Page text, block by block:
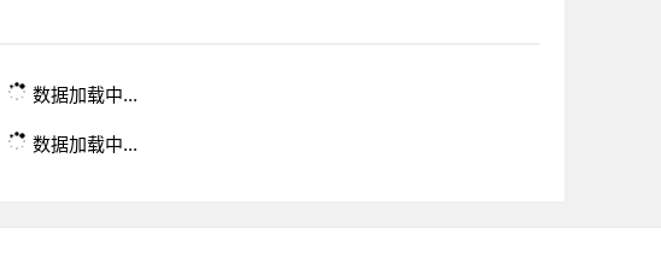
数据加载中...
数据加载中...